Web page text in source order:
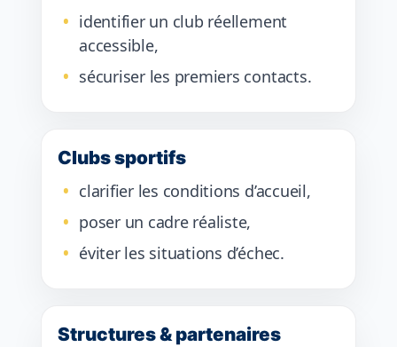
identifier un club réellement
accessible,
sécuriser les premiers contacts.
Clubs sportifs
clarifier les conditions d’accueil,
poser un cadre réaliste,
éviter les situations d’échec.
Structures & partenaires